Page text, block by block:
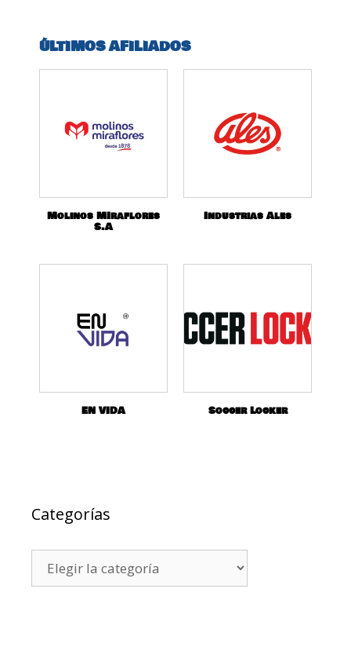
ÚLTIMOS AFILIADOS
Molinos MIraflores
S.A
Industrias Ales
EN VIDA Soccer Locker
Categorías